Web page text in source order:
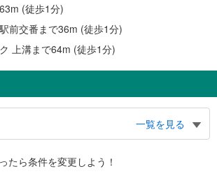
(徒歩1分)
前交番まで36m (徒歩1分)
上溝まで64m (徒歩1分)
一覧を見る
たら条件を変更しよう！